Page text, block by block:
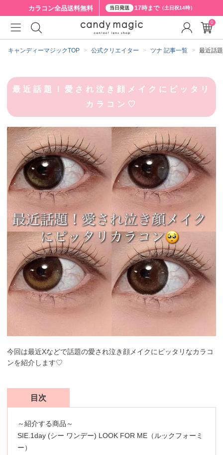
カラコン全品送料無料 当日発送 17時まで（土日祝14時）
キャンディーマジックTOP 公式クリエイター ツナ 記事一覧 最近話
最近話題！愛され泣き顔メイクにピッタリ
カラコン♡
今回は最近Xなどで話題の愛され泣き顔メイクにピッタリなカラコ
ンを紹介します♡
目次
～紹介する商品～
SIE.1day (シー ワンデー) LOOK FOR ME（ルックフォーミ
ー）
0